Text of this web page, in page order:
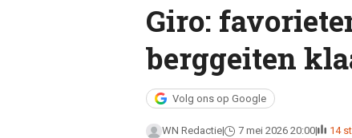
Giro:
berggeiten
Volg ons op Google
WN Redactie 7 mei 2026 20:00 14